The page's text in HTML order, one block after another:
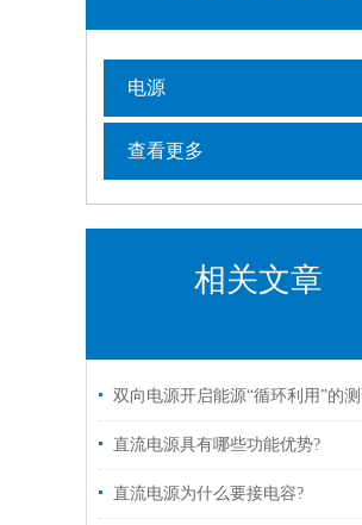
电源
查看更多
相关文章
直流电源具有哪些功能优势?
直流电源为什么要接电容?